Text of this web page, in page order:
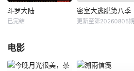
斗罗大陆
已完结
密室大逃脱第八季
更新至第20260805期
电影